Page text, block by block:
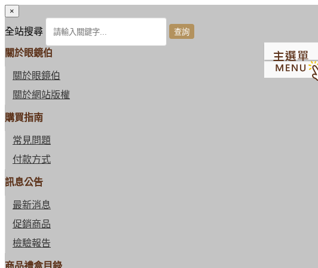
×
全站搜尋
關於眼鏡伯
關於眼鏡伯
關於網站版權
購買指南
常見問題
付款方式
訊息公告
最新消息
促銷商品
檢驗報告
商品禮盒目錄